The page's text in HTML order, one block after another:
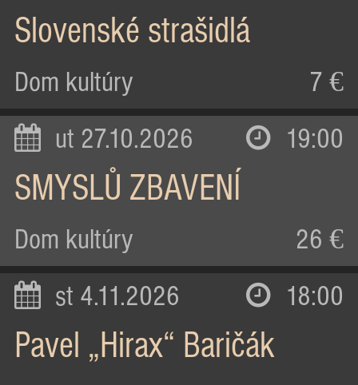
Slovenské strašidlá
Dom kultúry 7 €
ut 27.10.2026 19:00
SMYSLŮ ZBAVENÍ
Dom kultúry 26 €
st 4.11.2026 18:00
Pavel „Hirax“ Baričák